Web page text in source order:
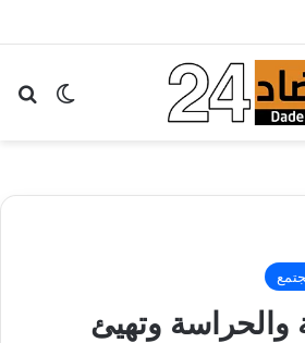
الوضع
والحراسة وتهيئ